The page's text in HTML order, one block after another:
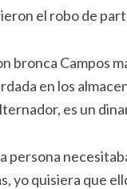
el robo de
bronca Campos
en los
es un
persona
yo quisiera que